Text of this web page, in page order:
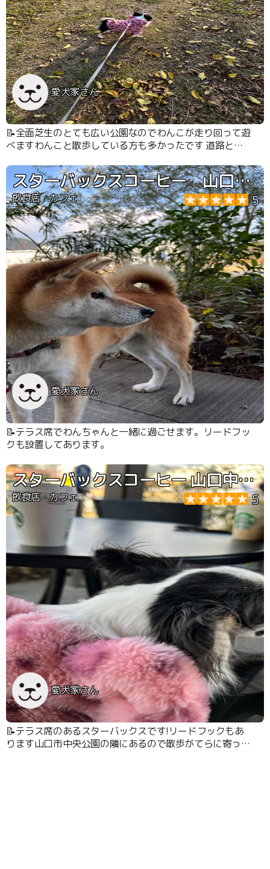
愛犬家さん
📝全面芝生のとても広い公園なのでわんこが走り回って遊
べますわんこと散歩している方も多かったです 道路と公
スターバックスコーヒー 山口市中央公園店
飲食店・カフェ 5
愛犬家さん
📝テラス席でわんちゃんと一緒に過ごせます。リードフッ
クも設置してあります。
スターバックスコーヒー 山口中央公園店
飲食店・カフェ 5
愛犬家さん
📝テラス席のあるスターバックスです!リードフックもあ
ります山口市中央公園の隣にあるので散歩がてらに寄って